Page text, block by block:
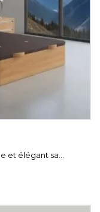
et élégant sa...